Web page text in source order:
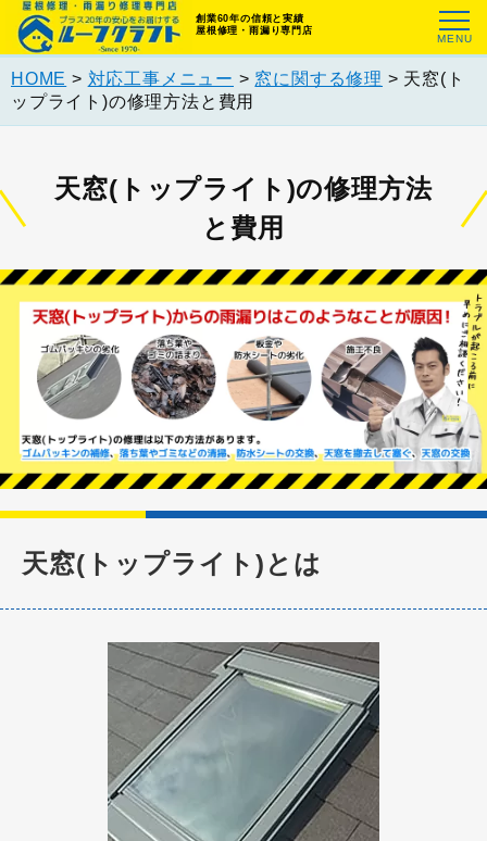
創業60年の信頼と実績
屋根修理・雨漏り専門店
HOME > 対応工事メニュー > 窓に関する修理 > 天窓(ト
ップライト)の修理方法と費用
天窓(トップライト)の修理方法
と費用
天窓(トップライト)とは